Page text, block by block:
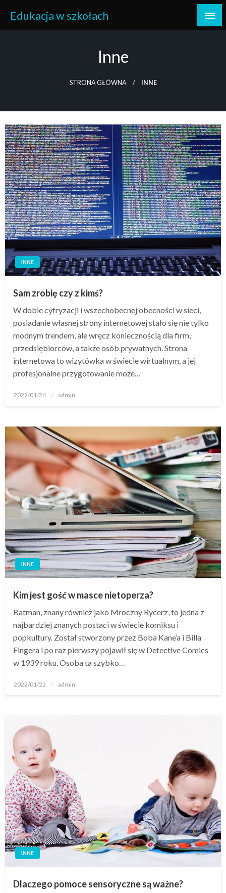
content
Edukacja w szkołach
Inne
STRONA GŁÓWNA INNE
INNE
Sam zrobię czy z kimś?
W dobie cyfryzacji i wszechobecnej obecności w sieci,
posiadanie własnej strony internetowej stało się nie tylko
modnym trendem, ale wręcz koniecznością dla firm,
przedsiębiorców, a także osób prywatnych. Strona
internetowa to wizytówka w świecie wirtualnym, a jej
profesjonalne przygotowanie może…
Opublikowane
2022/01/24 admin
INNE
Kim jest gość w masce nietoperza?
Batman, znany również jako Mroczny Rycerz, to jedna z
najbardziej znanych postaci w świecie komiksu i
popkultury. Został stworzony przez Boba Kane’a i Billa
Fingera i po raz pierwszy pojawił się w Detective Comics
w 1939 roku. Osoba ta szybko…
Opublikowane
2022/01/22 admin
INNE
Dlaczego pomoce sensoryczne są ważne?